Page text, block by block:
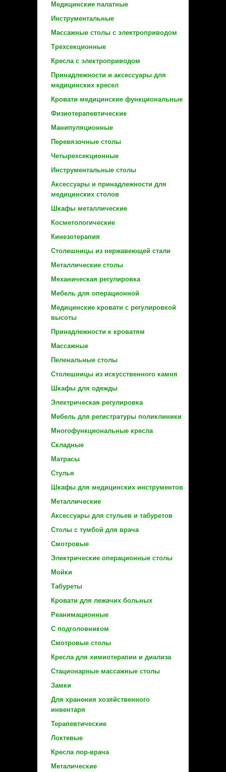
Медицинские палатные
Инструментальные
Массажные столы с электроприводом
Трехсекционные
Кресла с электроприводом
Принадлежности и аксессуары для
медицинских кресел
Кровати медицинские функциональные
Физиотерапевтические
Манипуляционные
Перевязочные столы
Четырехсекционные
Инструментальные столы
Аксессуары и принадлежности для
медицинских столов
Шкафы металлические
Косметологические
Кинезотерапия
Столешницы из нержавеющей стали
Металлические столы
Механическая регулировка
Мебель для операционной
Медицинские кровати с регулировкой
высоты
Принадлежности к кроватям
Массажные
Пеленальные столы
Столешницы из искусственного камня
Шкафы для одежды
Электрическая регулировка
Мебель для регистратуры поликлиники
Многофункциональные кресла
Складные
Матрасы
Стулья
Шкафы для медицинских инструментов
Металлические
Аксессуары для стульев и табуретов
Столы с тумбой для врача
Смотровые
Электрические операционные столы
Мойки
Табуреты
Кровати для лежачих больных
Реанимационные
С подголовником
Смотровые столы
Кресла для химиотерапии и диализа
Стационарные массажные столы
Замки
Для хранения хозяйственного
инвентаря
Терапевтические
Локтевые
Кресла лор-врача
Металические